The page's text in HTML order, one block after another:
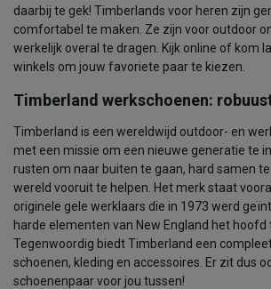
daarbij te gek! Timberlands voor heren zijn
comfortabel te maken. Ze zijn voor outdoor
werkelijk overal te dragen. Kijk online of kom
winkels om jouw favoriete paar te kiezen.
Timberland werkschoenen:
Timberland is een wereldwijd outdoor- en
met een missie om een nieuwe generatie te
rusten om naar buiten te gaan, hard samen
wereld vooruit te helpen. Het merk staat
originele gele werklaars die in 1973 werd
harde elementen van New England het hoofd
Tegenwoordig biedt Timberland een
schoenen, kleding en accessoires. Er zit dus
schoenenpaar voor jou tussen!